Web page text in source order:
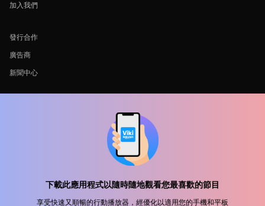
下載此應用程式以隨時隨地觀看您最喜歡的節目
享受快速又順暢的行動播放器，經優化以適用您的手機和平板
加入我們
發行合作
廣告商
新聞中心